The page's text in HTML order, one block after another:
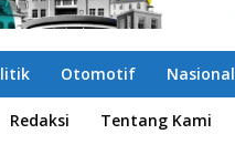
Otomotif Nasional
Redaksi Tentang Kami